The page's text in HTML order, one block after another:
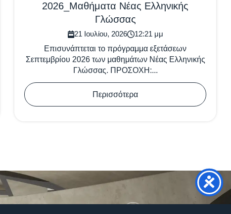
2026_Μαθήματα Νέας Ελληνικής
Γλώσσας
21 Ιουλίου, 2026
12:21 μμ
Επισυνάπτεται το πρόγραμμα εξετάσεων
Σεπτεμβρίου 2026 των μαθημάτων Νέας Ελληνικής
Γλώσσας. ΠΡΟΣΟΧΗ:...
Περισσότερα